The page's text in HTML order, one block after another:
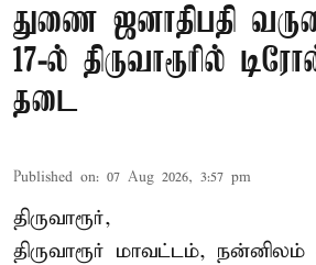
துணை ஜனாதிபதி
17-ல் திருவாரூரில்
தடை
Published on: 07 Aug 2026, 3:57 pm
திருவாரூர்,
திருவாரூர் மாவட்டம்,